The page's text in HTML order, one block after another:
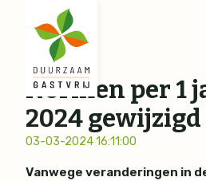
Normen per 1
2024 gewijzigd
03-03-2024 16:11:00
Vanwege veranderingen in